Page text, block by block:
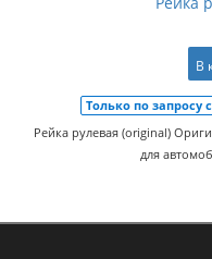
В
Только по запросу
Рейка рулевая (original)
для